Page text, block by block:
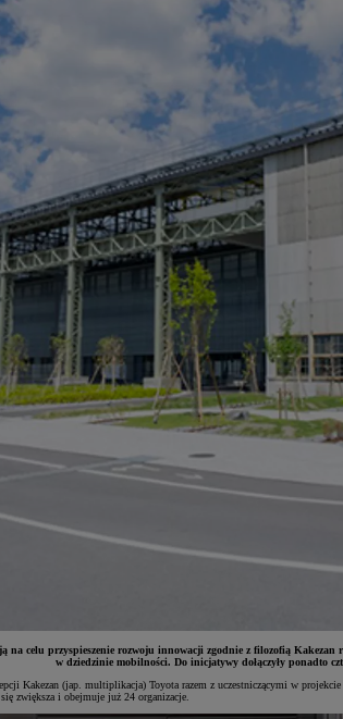
celu przyspieszenie rozwoju innowacji zgodnie z filozofią
w dziedzinie mobilności. Do inicjatywy dołączyły ponadto
Kakezan (jap. multiplikacja) Toyota razem z uczestniczącymi w
zwiększa i obejmuje już 24 organizacje.